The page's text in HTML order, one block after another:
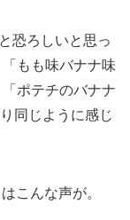
恐ろしいと思っ
もも味バナナ味
ポテチのバナナ
同じように感じ
こんな声が。